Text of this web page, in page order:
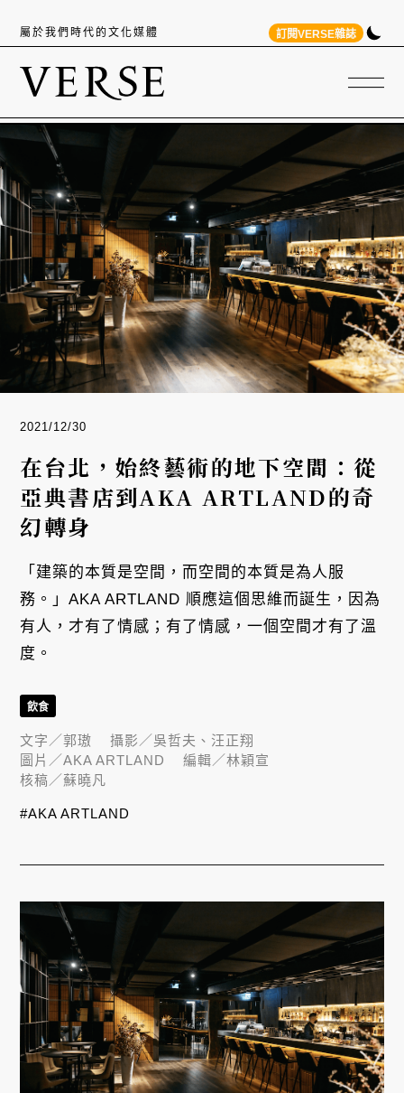
屬於我們時代的文化媒體 訂閱VERSE雜誌
2021/12/30
在台北，始終藝術的地下空間：從
亞典書店到AKA ARTLAND的奇
幻轉身
「建築的本質是空間，而空間的本質是為人服
務。」AKA ARTLAND 順應這個思維而誕生，因為
有人，才有了情感；有了情感，一個空間才有了溫
度。
飲食
文字／郭璈 攝影／吳哲夫、汪正翔
圖片／AKA ARTLAND 編輯／林穎宣
核稿／蘇曉凡
#AKA ARTLAND